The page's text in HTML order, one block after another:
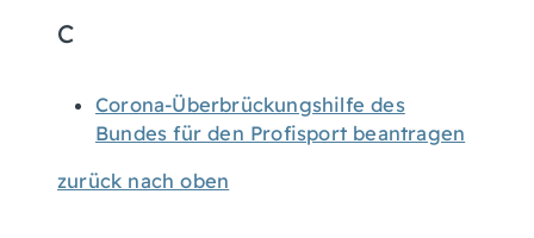
C
Corona-Überbrückungshilfe des
Bundes für den Profisport beantragen
zurück nach oben